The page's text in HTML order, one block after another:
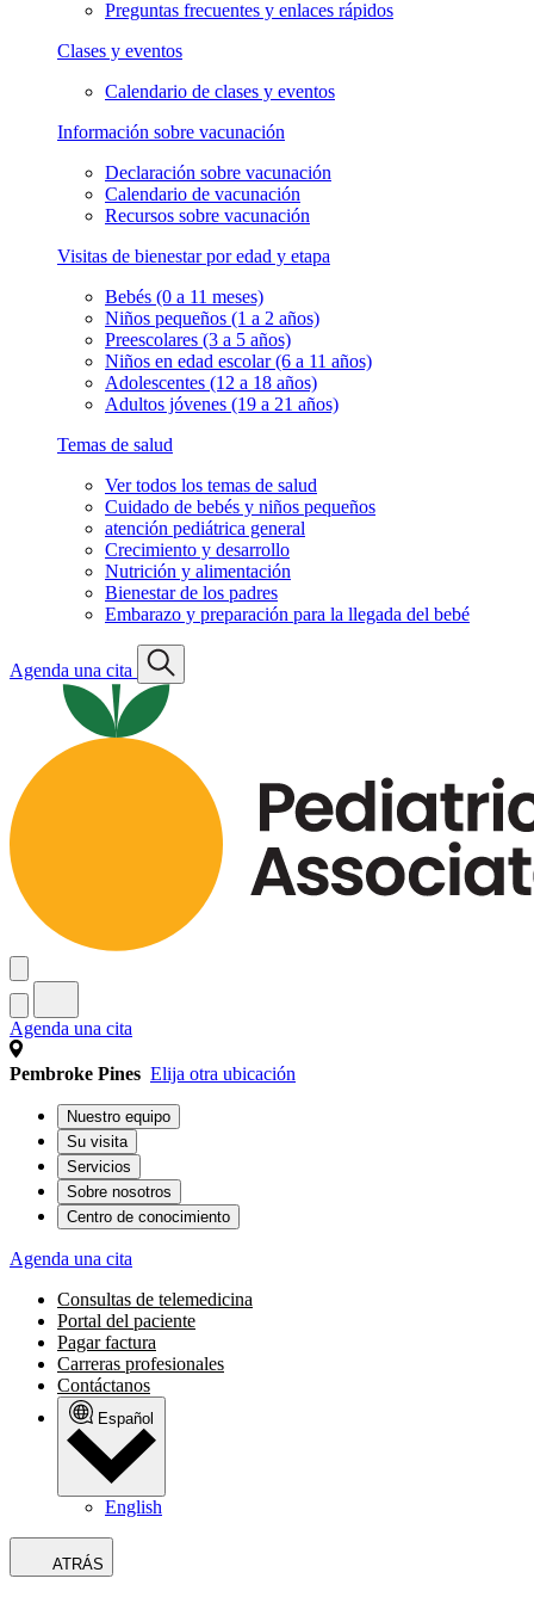
Preguntas frecuentes y enlaces rápidos
Clases y eventos
Calendario de clases y eventos
Información sobre vacunación
Declaración sobre vacunación
Calendario de vacunación
Recursos sobre vacunación
Visitas de bienestar por edad y etapa
Bebés (0 a 11 meses)
Niños pequeños (1 a 2 años)
Preescolares (3 a 5 años)
Niños en edad escolar (6 a 11 años)
Adolescentes (12 a 18 años)
Adultos jóvenes (19 a 21 años)
Temas de salud
Ver todos los temas de salud
Cuidado de bebés y niños pequeños
atención pediátrica general
Crecimiento y desarrollo
Nutrición y alimentación
Bienestar de los padres
Embarazo y preparación para la llegada del bebé
Agenda una cita
Agenda una cita
Pembroke Pines Elija otra ubicación
Nuestro equipo
Su visita
Servicios
Sobre nosotros
Centro de conocimiento
Agenda una cita
Consultas de telemedicina
Portal del paciente
Pagar factura
Carreras profesionales
Contáctanos
Español
English
ATRÁS